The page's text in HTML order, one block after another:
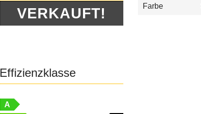
VERKAUFT!
Farbe
Effizienzklasse
A